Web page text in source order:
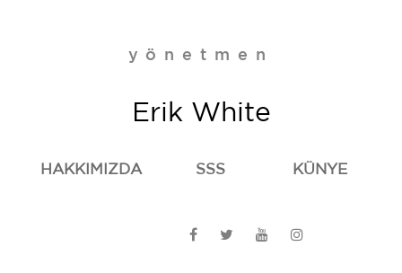
yönetmen
Erik White
HAKKIMIZDA SSS KÜNYE